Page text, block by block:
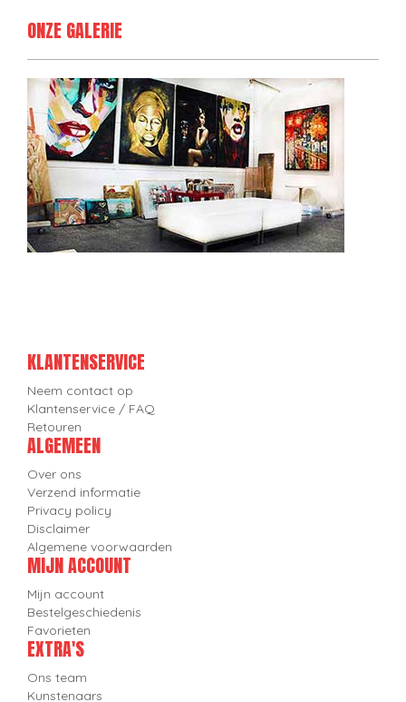
ONZE GALERIE
KLANTENSERVICE
Neem contact op
Klantenservice / FAQ
Retouren
ALGEMEEN
Over ons
Verzend informatie
Privacy policy
Disclaimer
Algemene voorwaarden
MIJN ACCOUNT
Mijn account
Bestelgeschiedenis
Favorieten
EXTRA'S
Ons team
Kunstenaars